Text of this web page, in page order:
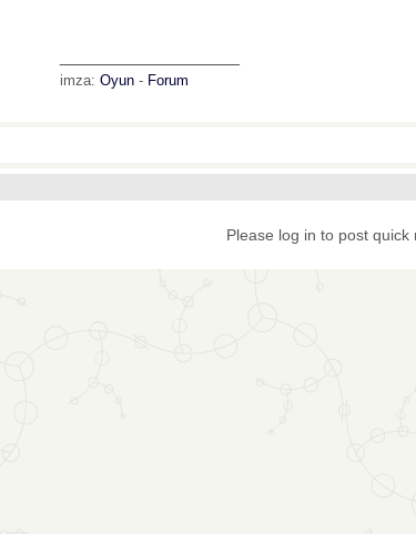
imza: Oyun - Forum
Please log in to post quick